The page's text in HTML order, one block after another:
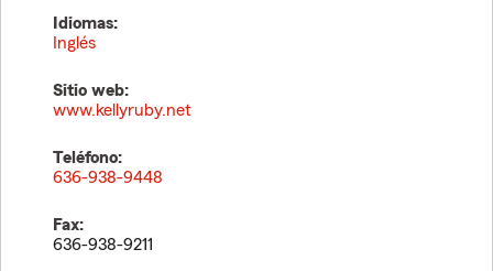
Idiomas:
Inglés
Sitio web:
www.kellyruby.net
Teléfono:
636-938-9448
Fax:
636-938-9211